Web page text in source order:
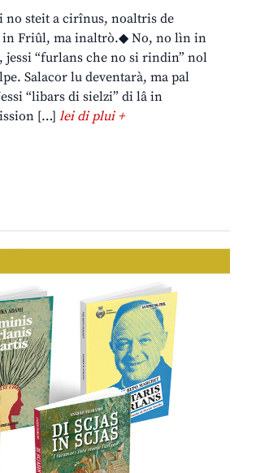
no steit a cirînus, noaltris de
in Friûl, ma inaltrò.◆ No, no lìn in
jessi “furlans che no si rindin” nol
Salacor lu deventarà, ma pal
“libars di sielzi” di lâ in
[…]lei di plui +